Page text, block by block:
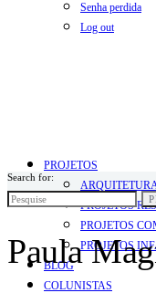
Senha perdida
Log out
PROJETOS
PROJETOS
PROJETOS
PROJETOS
BLOG
COLUNISTAS
Search for:
Paula